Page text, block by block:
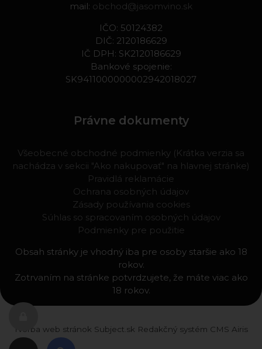
mail: obchod@jasomvino.sk
IČO: 50124382
DIČ: 2120186629
IČ DPH: SK2120186629
Bankové spojenie:
SK9411000000002942018027
Právne dokumenty
Všeobecné obchodné podmienky (Krátka verzia sa
nachádza v sekcii "Ako nakupovať" na hlavnej stránke)
Pravidlá reklamácie
Ochrana osobných údajov
Zásady používania cookies
Súhlas so spracovaním osobných údajov
Podmienky pre použitie
Obsah stránky je vhodný iba pre osoby staršie ako 18
rokov.
Zotrvaním na stránke potvrdzujete, že máte viac ako
18 rokov.
Tvorba web stránok Subject.sk Redakčný systém CMS Airis